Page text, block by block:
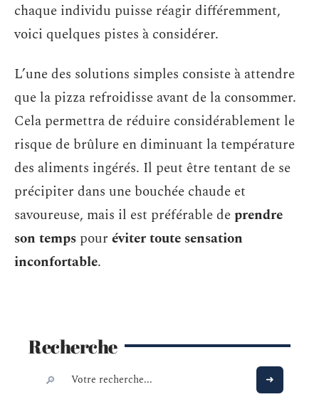
chaque individu puisse réagir différemment,
voici quelques pistes à considérer.
L’une des solutions simples consiste à attendre
que la pizza refroidisse avant de la consommer.
Cela permettra de réduire considérablement le
risque de brûlure en diminuant la température
des aliments ingérés. Il peut être tentant de se
précipiter dans une bouchée chaude et
savoureuse, mais il est préférable deprendre
son temps pour éviter toute sensation
inconfortable.
Recherche